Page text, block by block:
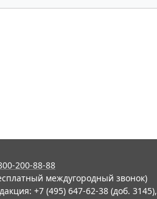
200-88-88
междугородный звонок)
+7 (495) 647-62-38 (доб. 3145),